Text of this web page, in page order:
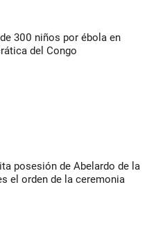
300 niños por ébola en
del Congo
posesión de Abelardo de la
el orden de la ceremonia